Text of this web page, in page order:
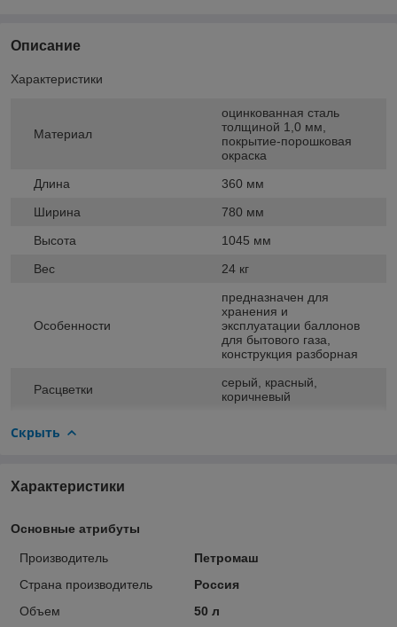
Описание
Характеристики
Материал
оцинкованная сталь
толщиной 1,0 мм,
покрытие-порошковая
окраска
Длина
360 мм
Ширина
780 мм
Высота
1045 мм
Вес
24 кг
Особенности
предназначен для
хранения и
эксплуатации баллонов
для бытового газа,
конструкция разборная
Расцветки
серый, красный,
коричневый
Скрыть
Характеристики
Основные атрибуты
Производитель
Петромаш
Страна производитель
Россия
Объем
50 л